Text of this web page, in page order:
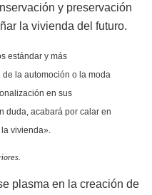
y preservación
la vivienda del futuro.
estándar y más
la automoción o la moda
en sus
duda, acabará por calar en
vivienda».
plasma en la creación de